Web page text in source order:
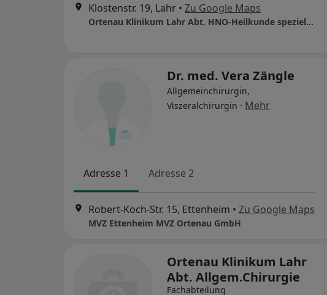
Klostenstr. 19, Lahr • Zu Google Maps
Ortenau Klinikum Lahr Abt. HNO-Heilkunde spezielle Kopf-Hals-Chirurgie und Plastische Operationen
Dr. med. Vera Zängle
Allgemeinchirurgin,
Viszeralchirurgin · Mehr
Adresse 1 Adresse 2
Robert-Koch-Str. 15, Ettenheim • Zu Google Maps
MVZ Ettenheim MVZ Ortenau GmbH
Ortenau Klinikum Lahr
Abt. Allgem.Chirurgie
Fachabteilung